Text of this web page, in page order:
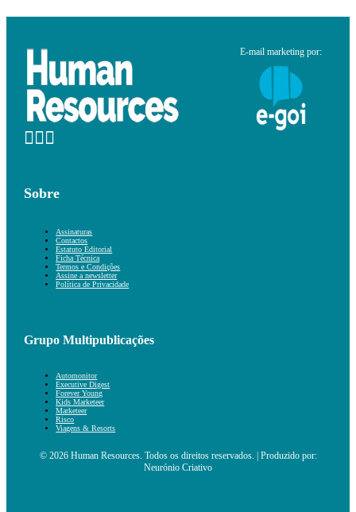
E-mail marketing por:
Sobre
Assinaturas
Contactos
Estatuto Editorial
Ficha Técnica
Termos e Condições
Assine a newsletter
Política de Privacidade
Grupo Multipublicações
Automonitor
Executive Digest
Forever Young
Kids Marketeer
Marketeer
Risco
Viagens & Resorts
© 2026 Human Resources. Todos os direitos reservados. | Produzido por:
Neurónio Criativo